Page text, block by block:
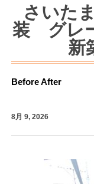
さいた
装 グレ
新
Before
8月 9, 2026